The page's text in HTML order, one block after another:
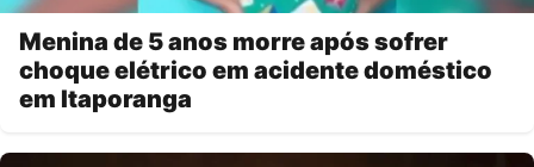
Menina de 5 anos morre após sofrer
choque elétrico em acidente doméstico
em Itaporanga